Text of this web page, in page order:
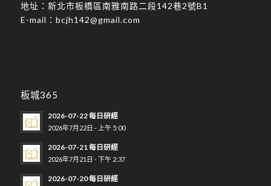
地址： 新北市板橋區南雅南路二段142巷2號B1
E-mail： bcjh142@gmail.com
板城365
2026-07-22 每日研經
2026年7月22日 - 上午 5:00
2026-07-21 每日研經
2026年7月21日 - 下午 2:37
2026-07-20 每日研經